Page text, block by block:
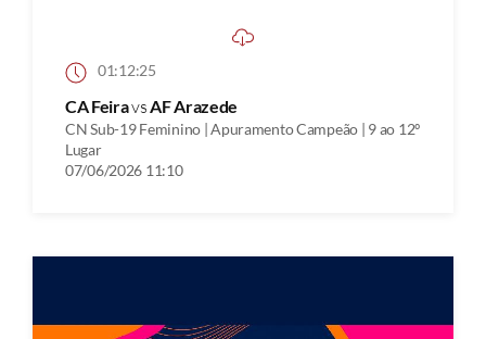
01:12:25
CA FeiravsAF Arazede
CN Sub-19 Feminino | Apuramento Campeão | 9 ao 12º
Lugar
07/06/2026 11:10